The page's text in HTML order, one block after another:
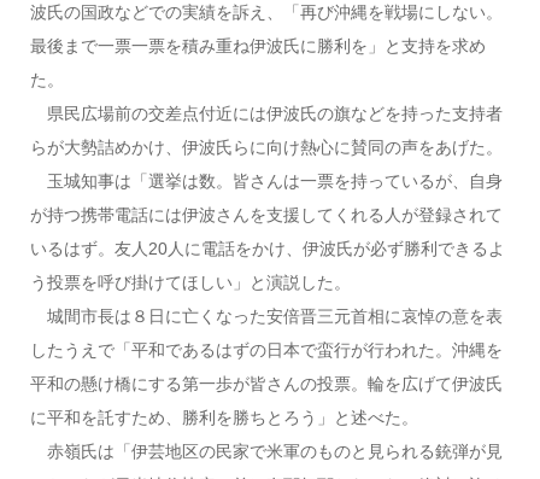
波氏の国政などでの実績を訴え、「再び沖縄を戦場にしない。
最後まで一票一票を積み重ね伊波氏に勝利を」と支持を求め
た。
県民広場前の交差点付近には伊波氏の旗などを持った支持者
らが大勢詰めかけ、伊波氏らに向け熱心に賛同の声をあげた。
玉城知事は「選挙は数。皆さんは一票を持っているが、自身
が持つ携帯電話には伊波さんを支援してくれる人が登録されて
いるはず。友人20人に電話をかけ、伊波氏が必ず勝利できるよ
う投票を呼び掛けてほしい」と演説した。
城間市長は８日に亡くなった安倍晋三元首相に哀悼の意を表
したうえで「平和であるはずの日本で蛮行が行われた。沖縄を
平和の懸け橋にする第一歩が皆さんの投票。輪を広げて伊波氏
に平和を託すため、勝利を勝ちとろう」と述べた。
赤嶺氏は「伊芸地区の民家で米軍のものと見られる銃弾が見